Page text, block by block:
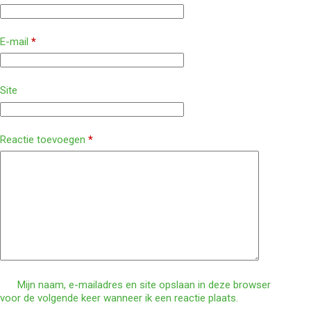
E-mail *
Site
Reactie toevoegen *
Mijn naam, e-mailadres en site opslaan in deze browser
voor de volgende keer wanneer ik een reactie plaats.